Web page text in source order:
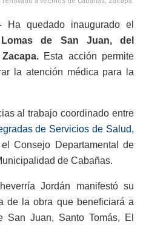
Ha quedado inaugurado el
de San Juan, del
Esta acción permite
la atención médica para la
al trabajo coordinado entre
de Servicios de Salud,
Consejo Departamental de
de Cabañas.
Jordán manifestó su
de la obra que beneficiará a
San Juan, Santo Tomás, El